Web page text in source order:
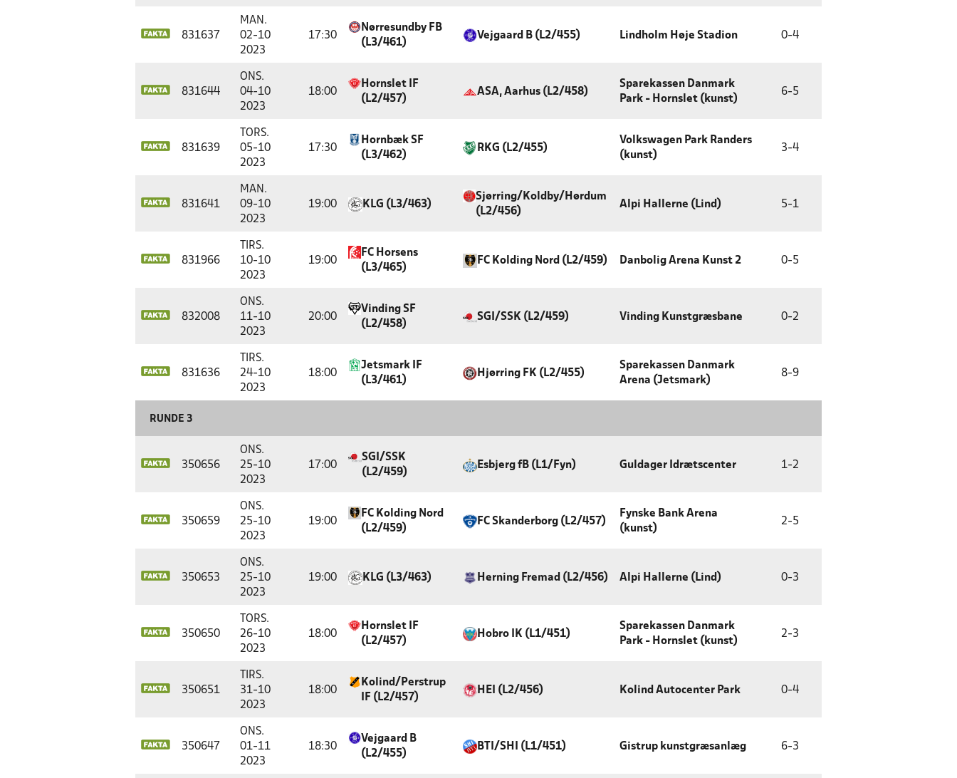
831637
MAN.
02-10
2023
17:30
Nørresundby FB
(L3/461)
Vejgaard B (L2/455) Lindholm Høje Stadion 0-4
831644
ONS.
04-10
2023
18:00
Hornslet IF
(L2/457)
ASA, Aarhus (L2/458)
Sparekassen Danmark
Park - Hornslet (kunst)
6-5
831639
TORS.
05-10
2023
17:30
Hornbæk SF
(L3/462)
RKG (L2/455)
Volkswagen Park Randers
(kunst)
3-4
831641
MAN.
09-10
2023
19:00 KLG (L3/463)
Sjørring/Koldby/Hørdum
(L2/456)
Alpi Hallerne (Lind) 5-1
831966
TIRS.
10-10
2023
19:00
FC Horsens
(L3/465)
FC Kolding Nord (L2/459) Danbolig Arena Kunst 2 0-5
832008
ONS.
11-10
2023
20:00
Vinding SF
(L2/458)
SGI/SSK (L2/459) Vinding Kunstgræsbane 0-2
831636
TIRS.
24-10
2023
18:00
Jetsmark IF
(L3/461)
Hjørring FK (L2/455)
Sparekassen Danmark
Arena (Jetsmark)
8-9
RUNDE 3
350656
ONS.
25-10
2023
17:00
SGI/SSK
(L2/459)
Esbjerg fB (L1/Fyn) Guldager Idrætscenter 1-2
350659
ONS.
25-10
2023
19:00
FC Kolding Nord
(L2/459)
FC Skanderborg (L2/457)
Fynske Bank Arena
(kunst)
2-5
350653
ONS.
25-10
2023
19:00 KLG (L3/463) Herning Fremad (L2/456) Alpi Hallerne (Lind) 0-3
350650
TORS.
26-10
2023
18:00
Hornslet IF
(L2/457)
Hobro IK (L1/451)
Sparekassen Danmark
Park - Hornslet (kunst)
2-3
350651
TIRS.
31-10
2023
18:00
Kolind/Perstrup
IF (L2/457)
HEI (L2/456) Kolind Autocenter Park 0-4
350647
ONS.
01-11
2023
18:30
Vejgaard B
(L2/455)
BTI/SHI (L1/451) Gistrup kunstgræsanlæg 6-3